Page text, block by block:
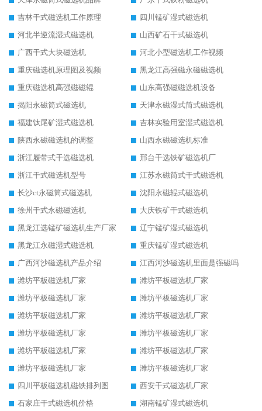
吉林干式磁选机工作原理
四川锰矿湿式磁选机
河北半逆流湿式磁选机
山西矿石干式磁选机
广西干式大块磁选机
河北小型磁选机工作视频
重庆磁选机原理图及视频
黑龙江高强磁永磁磁选机
重庆磁选机高强磁磁辊
山东高强磁磁选机设备
揭阳永磁筒式磁选机
天津永磁湿式筒式磁选机
福建钛尾矿湿式磁选机
吉林实验用室湿式磁选机
陕西永磁磁选机的调整
山西永磁磁选机标准
浙江履带式干选磁选机
邢台干选铁矿磁选机厂
浙江干式磁选机型号
江苏永磁筒式干式磁选机
长沙ct永磁筒式磁选机
沈阳永磁辊式磁选机
徐州干式永磁磁选机
大庆铁矿干式磁选机
黑龙江选锰矿磁选机生产厂家
辽宁锰矿湿式磁选机
黑龙江永磁湿式磁选机
重庆锰矿湿式磁选机
广西河沙磁选机产品介绍
江西河沙磁选机里面是强磁吗
潍坊平板磁选机厂家
潍坊平板磁选机厂家
潍坊平板磁选机厂家
潍坊平板磁选机厂家
潍坊平板磁选机厂家
潍坊平板磁选机厂家
潍坊平板磁选机厂家
潍坊平板磁选机厂家
潍坊平板磁选机厂家
潍坊平板磁选机厂家
潍坊平板磁选机厂家
潍坊平板磁选机厂家
四川平板磁选机磁铁排列图
西安干式磁选机厂家
石家庄干式磁选机价格
湖南锰矿湿式磁选机